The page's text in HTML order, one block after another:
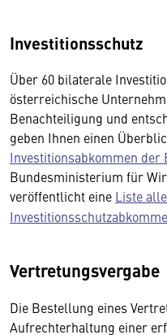
Investitionsschutz
Über 60 bilaterale
österreichische
Benachteiligung und
geben Ihnen einen
Investitionsabkommen der
Bundesministerium für
veröffentlicht eine Liste
Vertretungsvergabe
Die Bestellung eines
Aufrechterhaltung einer